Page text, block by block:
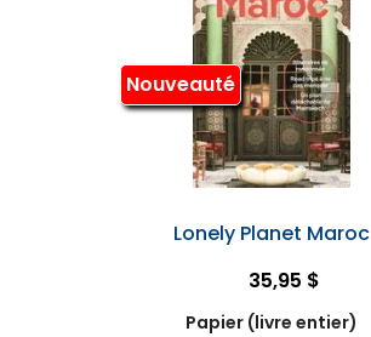
Nouveauté
Lonely Planet Maroc
35,95 $
Papier (livre entier)